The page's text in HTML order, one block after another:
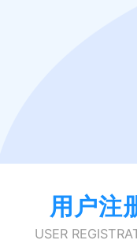
用户注
USER